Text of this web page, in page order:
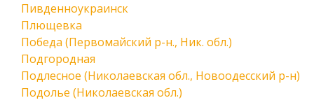
Пивденноукраинск
Плющевка
Победа (Первомайский р-н., Ник. обл.)
Подгородная
Подлесное (Николаевская обл., Новоодесский р-н)
Подолье (Николаевская обл.)